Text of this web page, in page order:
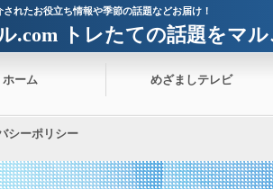
れたお役立ち情報や季節の話題などお届け！
.com トレたての話題をマル
ホーム めざましテレビ
シーポリシー